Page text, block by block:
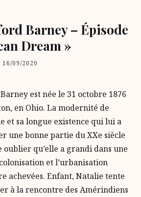
Barney – Épisode
Dream »
16/09/2020
est née le 31 octobre 1876
en Ohio. La modernité de
et sa longue existence qui lui a
une bonne partie du XXe siècle
qu’elle a grandi dans une
et l’urbanisation
achevées. Enfant, Natalie tente
à la rencontre des Amérindiens